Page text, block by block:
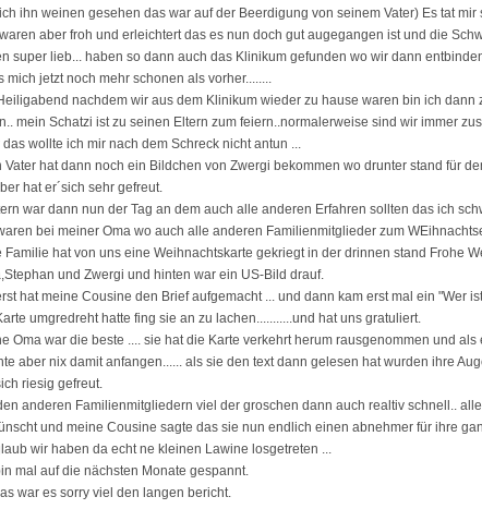
ihn weinen gesehen das war auf der Beerdigung von seinem Vater) Es tat mir
aber froh und erleichtert das es nun doch gut augegangen ist und die
super lieb... haben so dann auch das Klinikum gefunden wo wir dann entbinden
mich jetzt noch mehr schonen als vorher........
nachdem wir aus dem Klinikum wieder zu hause waren bin ich dann
mein Schatzi ist zu seinen Eltern zum feiern..normalerweise sind wir immer
wollte ich mir nach dem Schreck nicht antun ...
Vater hat dann noch ein Bildchen von Zwergi bekommen wo drunter stand für
hat er´sich sehr gefreut.
war dann nun der Tag an dem auch alle anderen Erfahren sollten das ich
bei meiner Oma wo auch alle anderen Familienmitglieder zum
Familie hat von uns eine Weihnachtskarte gekriegt in der drinnen stand Frohe
und Zwergi und hinten war ein US-Bild drauf.
hat meine Cousine den Brief aufgemacht ... und dann kam erst mal ein "Wer
umgredreht hatte fing sie an zu lachen...........und hat uns gratuliert.
Oma war die beste .... sie hat die Karte verkehrt herum rausgenommen und als
aber nix damit anfangen...... als sie den text dann gelesen hat wurden ihre
riesig gefreut.
anderen Familienmitgliedern viel der groschen dann auch realtiv schnell..
und meine Cousine sagte das sie nun endlich einen abnehmer für ihre
wir haben da echt ne kleinen Lawine losgetreten ...
mal auf die nächsten Monate gespannt.
war es sorry viel den langen bericht.